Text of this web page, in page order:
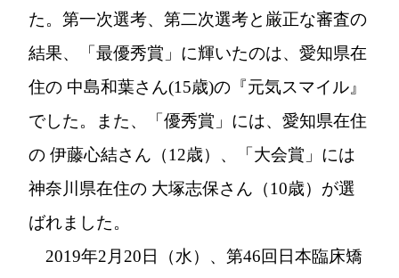
た。第一次選考、第二次選考と厳正な審査の
結果、「最優秀賞」に輝いたのは、愛知県在
住の 中島和葉さん(15歳)の『元気スマイル』
でした。また、「優秀賞」には、愛知県在住
の 伊藤心結さん（12歳）、「大会賞」には
神奈川県在住の 大塚志保さん（10歳）が選
ばれました。
2019年2月20日（水）、第46回日本臨床矯